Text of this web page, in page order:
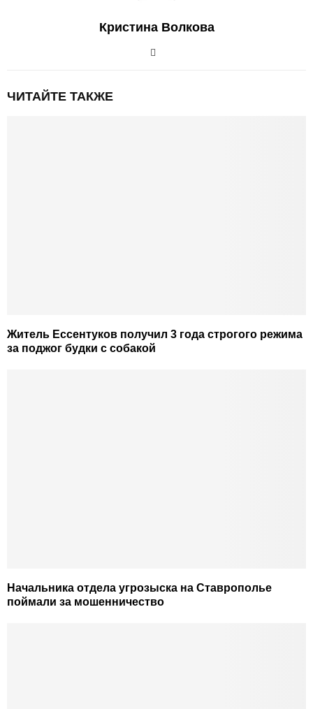
Кристина Волкова
ЧИТАЙТЕ ТАКЖЕ
Житель Ессентуков получил 3 года строгого режима
за поджог будки с собакой
Начальника отдела угрозыска на Ставрополье
поймали за мошенничество